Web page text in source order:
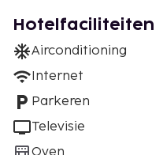
Hotelfaciliteiten
Airconditioning
Internet
Parkeren
Televisie